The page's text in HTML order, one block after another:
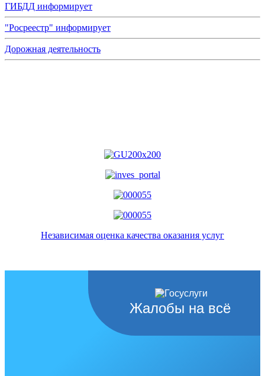
ГИБДД информирует
"Росреестр" информирует
Дорожная деятельность
Независимая оценка качества оказания услуг
Жалобы на всё